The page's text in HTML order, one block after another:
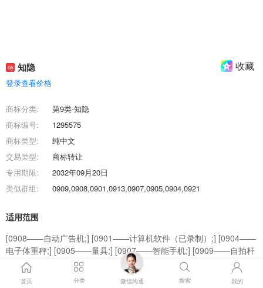
特 知隐 收藏
登录查看价格
商标分类:
第9类-知隐
商标编号:
1295575
商标类型:
纯中文
交易类型:
商标转让
专用期限:
2032年09月20日
类似群组:
0909,0908,0901,0913,0907,0905,0904,0921
适用范围
[0908——自动广告机;] [0901——计算机软件（已录制）;] [0904——
电子体重秤;] [0905——量具;] [0907——智能手机;] [0909——自拍杆
（手持单脚架）;] [0913——磁铁;] [0920——电子防盗装置;] [0921
——3D眼镜;] [0922——移动电源（可充电电池）;]
首页 分类 微信沟通 搜索 我的